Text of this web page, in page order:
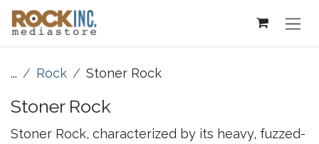
Overslaan naar inhoud
... Rock Stoner Rock
Stoner Rock
Stoner Rock, characterized by its heavy, fuzzed-